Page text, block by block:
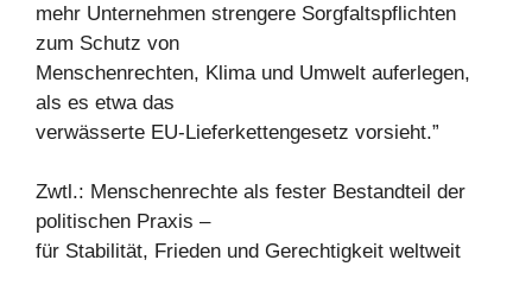
mehr Unternehmen strengere Sorgfaltspflichten
zum Schutz von
Menschenrechten, Klima und Umwelt auferlegen,
als es etwa das
verwässerte EU-Lieferkettengesetz vorsieht.”
Zwtl.: Menschenrechte als fester Bestandteil der
politischen Praxis –
für Stabilität, Frieden und Gerechtigkeit weltweit